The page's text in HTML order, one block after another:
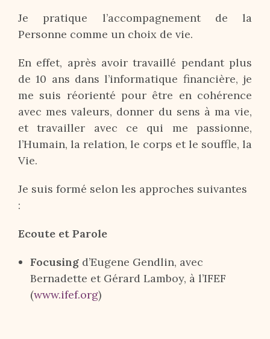
Je pratique l’accompagnement de la
Personne comme un choix de vie.
En effet, après avoir travaillé pendant plus
de 10 ans dans l’informatique financière, je
me suis réorienté pour être en cohérence
avec mes valeurs, donner du sens à ma vie,
et travailler avec ce qui me passionne,
l’Humain, la relation, le corps et le souffle, la
Vie.
Je suis formé selon les approches suivantes
:
Ecoute et Parole
Focusing d’Eugene Gendlin, avec
Bernadette et Gérard Lamboy, à l’IFEF
(www.ifef.org)